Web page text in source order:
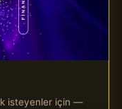
isteyenler için —